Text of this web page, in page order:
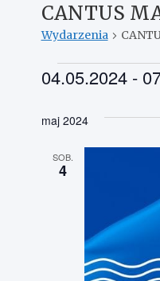
CANTUS
Wydarzenia
04.05.2024 -
y
maj 2024
SOB.
4